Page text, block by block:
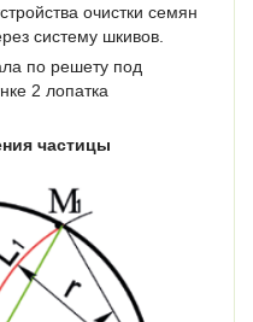
очистки семян
систему шкивов.
по решету под
2 лопатка
частицы